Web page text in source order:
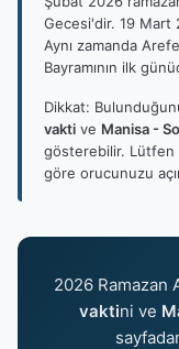
Gecesi'dir. 19 Mart
Aynı zamanda
Bayramının ilk
Dikkat:
vakti ve Manisa -
gösterebilir. Lütfen
göre orucunuzu
2026 Ramazan
vaktini ve